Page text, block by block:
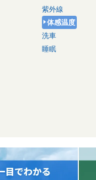
紫外線
体感温度
洗車
睡眠